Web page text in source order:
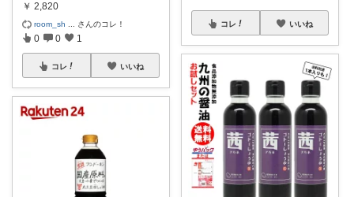
￥ 2,820
room_sh さんのコレ！
0 0 1
コレ いいね
コレ いいね